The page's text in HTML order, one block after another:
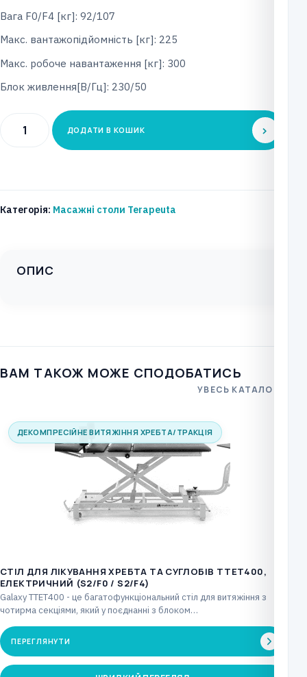
Вага F0/F4 [кг]: 92/107
Макс. вантажопідйомність [кг]: 225
Макс. робоче навантаження [кг]: 300
Блок живлення[В/Гц]: 230/50
Процедурний
5
ДОДАТИ В КОШИК
Категорія: Масажні столи Terapeuta
ОПИС
ВАМ ТАКОЖ МОЖЕ СПОДОБАТИСЬ
УВЕСЬ КАТАЛОГ
ДЕКОМПРЕСІЙНЕ ВИТЯЖІННЯ ХРЕБТА/ТРАКЦІЯ
CТІЛ ДЛЯ ЛІКУВАННЯ ХРЕБТА ТА СУГЛОБІВ TTET400,
ЕЛЕКТРИЧНИЙ (S2/F0 / S2/F4)
Galaxy TTET400 - це багатофункціональний стіл для витяжіння з
чотирма секціями, який у поєднанні з блоком…
ПЕРЕГЛЯНУТИ